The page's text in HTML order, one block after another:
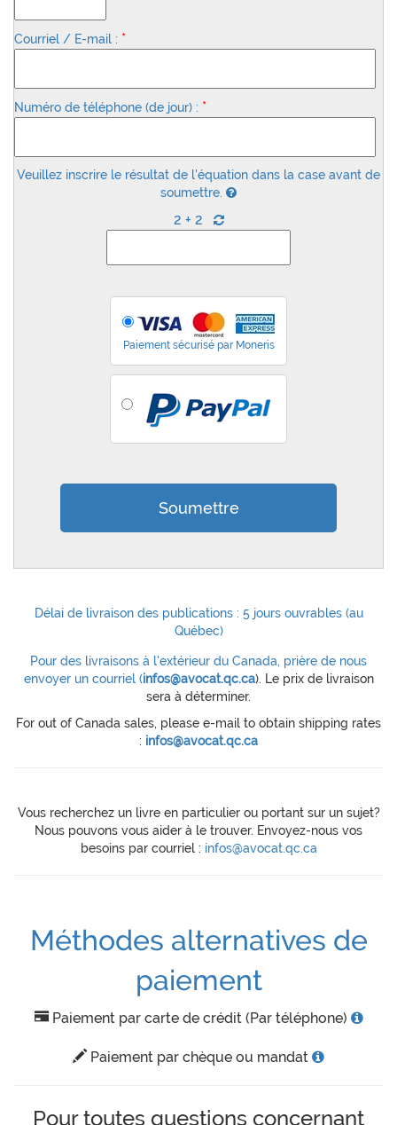
Courriel / E-mail : *
Numéro de téléphone (de jour) : *
Veuillez inscrire le résultat de l'équation dans la case avant de
soumettre.
2 + 2
Paiement sécurisé par Moneris
Délai de livraison des publications : 5 jours ouvrables (au
Québec)
Pour des livraisons à l'extérieur du Canada, prière de nous
envoyer un courriel (infos@avocat.qc.ca). Le prix de livraison
sera à déterminer.
For out of Canada sales, please e-mail to obtain shipping rates
: infos@avocat.qc.ca
Vous recherchez un livre en particulier ou portant sur un sujet?
Nous pouvons vous aider à le trouver. Envoyez-nous vos
besoins par courriel : infos@avocat.qc.ca
Méthodes alternatives de
paiement
Paiement par carte de crédit (Par téléphone)
Paiement par chèque ou mandat
Pour toutes questions concernant